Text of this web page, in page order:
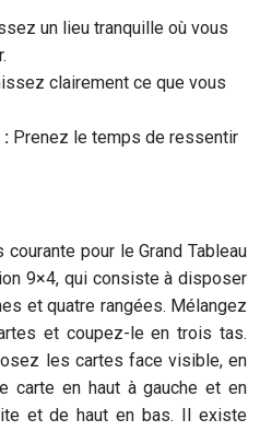
un lieu tranquille où vous
clairement ce que vous
: Prenez le temps de ressentir
pour le Grand Tableau
9×4, qui consiste à disposer
et quatre rangées. Mélangez
et coupez-le en trois tas.
les cartes face visible, en
carte en haut à gauche et en
et de haut en bas. Il existe